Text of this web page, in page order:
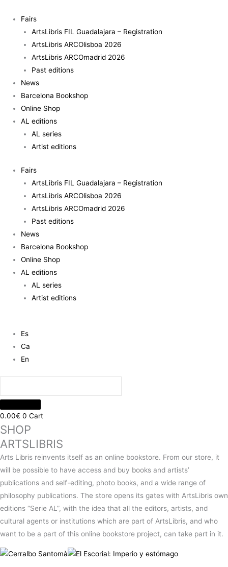
content
Fairs
ArtsLibris FIL Guadalajara – Registration
ArtsLibris ARCOlisboa 2026
ArtsLibris ARCOmadrid 2026
Past editions
News
Barcelona Bookshop
Online Shop
AL editions
AL series
Artist editions
Fairs
ArtsLibris FIL Guadalajara – Registration
ArtsLibris ARCOlisboa 2026
ArtsLibris ARCOmadrid 2026
Past editions
News
Barcelona Bookshop
Online Shop
AL editions
AL series
Artist editions
Es
Ca
En
0.00€ 0 Cart
SHOP
ARTSLIBRIS
Arts Libris reinvents itself as an online bookstore. From our store, it
will be possible to have access and buy books and artists’
publications and self-editing, photo books, and a wide range of
philosophy publications. The store opens its gates with ArtsLibris own
editions “Serie AL”, with the idea that all the editors, artists, and
cultural agents or institutions which are part of ArtsLibris, and who
want to be a part of this online bookstore project, can take part in it.